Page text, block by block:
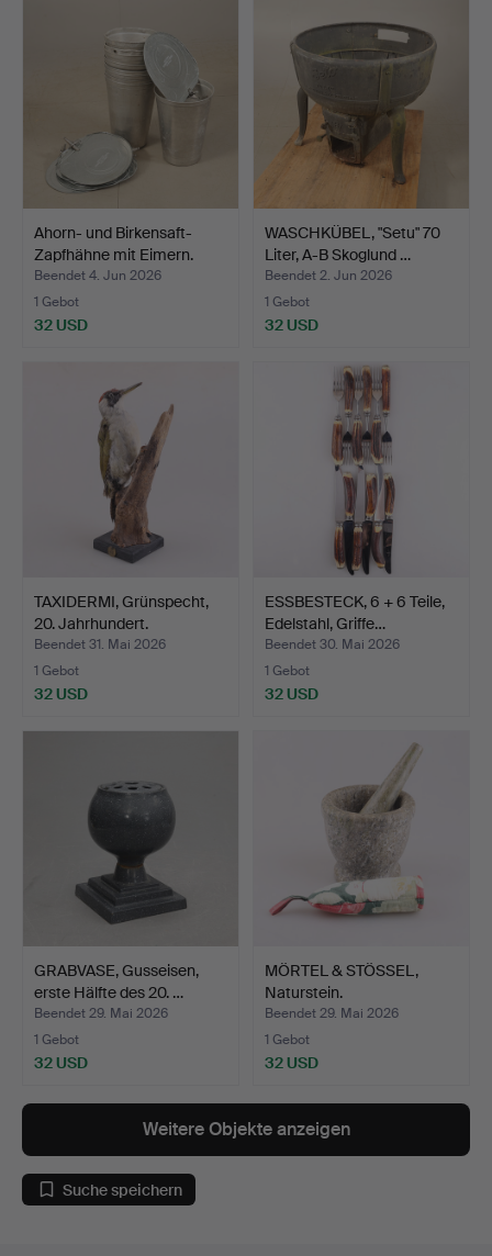
Ahorn- und Birkensaft-
Zapfhähne mit Eimern.
Beendet 4. Jun 2026
1 Gebot
32 USD
WASCHKÜBEL, "Setu" 70
Liter, A-B Skoglund …
Beendet 2. Jun 2026
1 Gebot
32 USD
TAXIDERMI, Grünspecht,
20. Jahrhundert.
Beendet 31. Mai 2026
1 Gebot
32 USD
ESSBESTECK, 6 + 6 Teile,
Edelstahl, Griffe…
Beendet 30. Mai 2026
1 Gebot
32 USD
GRABVASE, Gusseisen,
erste Hälfte des 20. …
Beendet 29. Mai 2026
1 Gebot
32 USD
MÖRTEL & STÖSSEL,
Naturstein.
Beendet 29. Mai 2026
1 Gebot
32 USD
Weitere Objekte anzeigen
Suche speichern